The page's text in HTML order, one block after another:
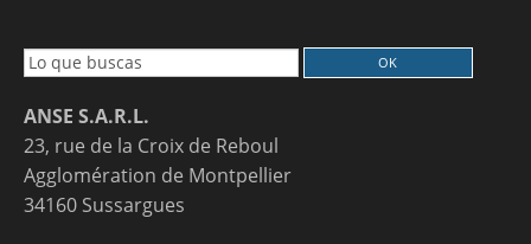
ANSE S.A.R.L.
23, rue de la Croix de Reboul
Agglomération de Montpellier
34160 Sussargues